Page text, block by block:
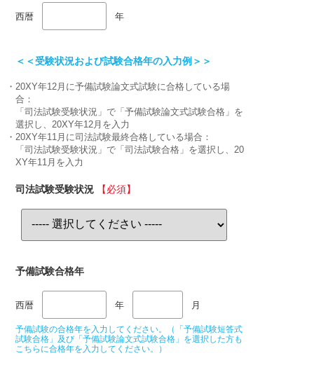
西暦 年
＜＜受験状況および試験合格年の入力例＞＞
・20XY年12月に予備試験論文式試験に合格している場
合：
「司法試験受験状況」で「予備試験論文式試験合格」を
選択し、20XY年12月を入力
・20XY年11月に司法試験最終合格している場合：
「司法試験受験状況」で「司法試験合格」を選択し、20
XY年11月を入力
司法試験受験状況 【必須】
予備試験合格年
西暦 年 月
予備試験の合格年を入力してください。（「予備試験短答式
試験合格」及び「予備試験論文式試験合格」を選択した方も
こちらに合格年を入力してください。）